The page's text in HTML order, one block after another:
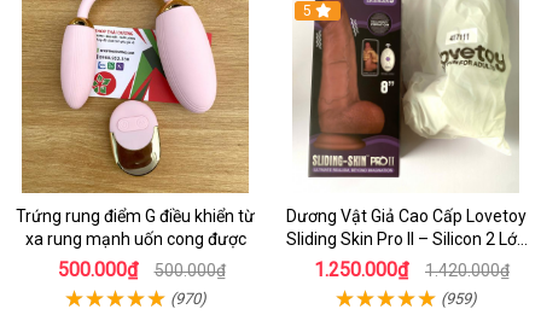
Trứng rung điểm G điều khiển từ
xa rung mạnh uốn cong được
500.000₫ 500.000₫
(970)
5
Dương Vật Giả Cao Cấp Lovetoy
Sliding Skin Pro II – Silicon 2 Lớp
Mềm Mịn, Rung Đa Tần Từ Xa
1.250.000₫ 1.420.000₫
(959)